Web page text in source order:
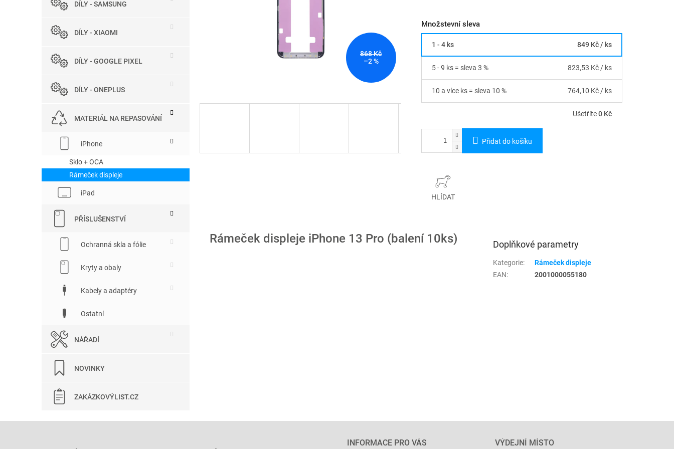
DÍLY - SAMSUNG
DÍLY - XIAOMI
DÍLY - GOOGLE PIXEL
DÍLY - ONEPLUS
MATERIÁL NA REPASOVÁNÍ
iPhone
Sklo + OCA
Rámeček displeje
iPad
PŘÍSLUŠENSTVÍ
Ochranná skla a fólie
Kryty a obaly
Kabely a adaptéry
Ostatní
NÁŘADÍ
NOVINKY
ZAKÁZKOVÝLIST.CZ
868 Kč
–2 %
Množstevní sleva
1 - 4 ks 849 Kč / ks
5 - 9 ks = sleva 3 % 823,53 Kč / ks
10 a více ks = sleva 10 % 764,10 Kč / ks
Ušetříte0 Kč
Přidat do košíku
HLÍDAT
Rámeček displeje iPhone 13 Pro (balení 10ks) Doplňkové parametry
Kategorie:
Rámeček displeje
EAN: 2001000055180
INFORMACE PRO VÁS VÝDEJNÍ MÍSTO